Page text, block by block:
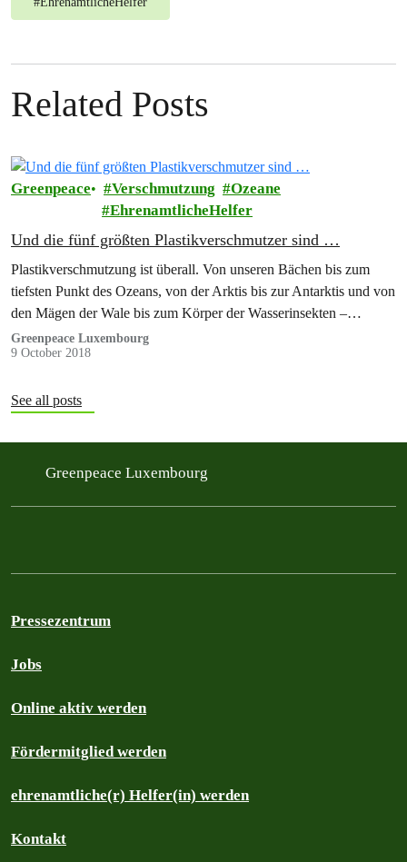
Related Posts
Greenpeace Verschmutzung
Ozeane
EhrenamtlicheHelfer
Und die fünf größten Plastikverschmutzer sind …
Plastikverschmutzung ist überall. Von unseren Bächen bis zum
tiefsten Punkt des Ozeans, von der Arktis bis zur Antarktis und von
den Mägen der Wale bis zum Körper der Wasserinsekten –…
Greenpeace Luxembourg
9 October 2018
See all posts
Greenpeace Luxembourg
Pressezentrum
Jobs
Online aktiv werden
Fördermitglied werden
ehrenamtliche(r) Helfer(in) werden
Kontakt